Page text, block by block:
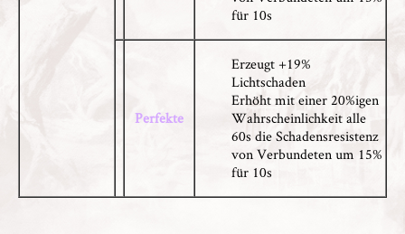
für 10s
Perfekte
Erzeugt +19%
Lichtschaden
Erhöht mit einer 20%igen
Wahrscheinlichkeit alle
60s die Schadensresistenz
von Verbundeten um 15%
für 10s